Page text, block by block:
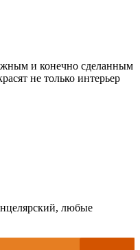
и конечно сделанным
не только интерьер
любые